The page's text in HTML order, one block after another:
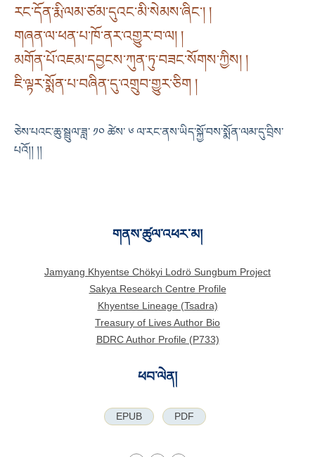
རང་དོན་རྨི་ལམ་ཙམ་དུའང་མི་སེམས་ཞིང་། །
གཞན་ལ་ཕན་པ་ཁོ་ནར་འགྱུར་བ་ལ། །
མགོན་པོ་འཇམ་དབྱངས་ཀུན་ཏུ་བཟང་སོགས་ཀྱིས། །
ཇི་ལྟར་སྨོན་པ་བཞིན་དུ་འགྲུབ་གྱུར་ཅིག །
ཅེས་པའང་ཆུ་སྦྲུལ་ཟླ་ ༡༠ ཚེས་ ༦ ལ་རང་ནས་ཡིད་སྐྱོ་བས་སྨོན་ལམ་དུ་བྲིས་
པའོ།། །།
གནས་ཚུལ་འཕར་མ།
Jamyang Khyentse Chökyi Lodrö Sungbum Project
Sakya Research Centre Profile
Khyentse Lineage (Tsadra)
Treasury of Lives Author Bio
BDRC Author Profile (P733)
ཕབ་ལེན།
EPUB PDF